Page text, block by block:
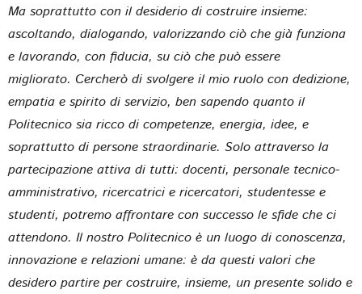
Ma soprattutto con il desiderio di costruire insieme:
ascoltando, dialogando, valorizzando ciò che già funziona
e lavorando, con fiducia, su ciò che può essere
migliorato. Cercherò di svolgere il mio ruolo con dedizione,
empatia e spirito di servizio, ben sapendo quanto il
Politecnico sia ricco di competenze, energia, idee, e
soprattutto di persone straordinarie. Solo attraverso la
partecipazione attiva di tutti: docenti, personale tecnico-
amministrativo, ricercatrici e ricercatori, studentesse e
studenti, potremo affrontare con successo le sfide che ci
attendono. Il nostro Politecnico è un luogo di conoscenza,
innovazione e relazioni umane: è da questi valori che
desidero partire per costruire, insieme, un presente solido e